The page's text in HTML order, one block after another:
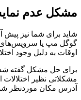
مشکل عدم
شاید برای شما نیز
گوگل مپ یا سرویس‌های
اوقات به دلیل وجود
برای حل مشکل گفته شده
مشکلاتی نظیر
آدرس مکان موردنظر